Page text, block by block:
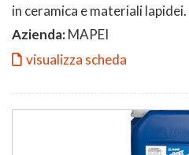
in ceramica e materiali lapidei.
Azienda:MAPEI
visualizza scheda